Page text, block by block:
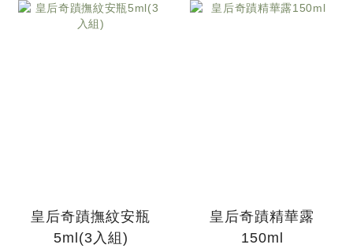
皇后奇蹟撫紋安瓶
5ml(3入組)
皇后奇蹟精華露
150ml